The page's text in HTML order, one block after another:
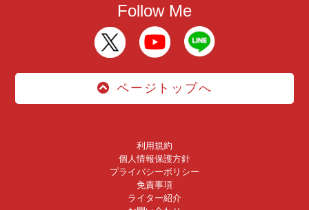
Follow Me
ページトップへ
利用規約
個人情報保護方針
プライバシーポリシー
免責事項
ライター紹介